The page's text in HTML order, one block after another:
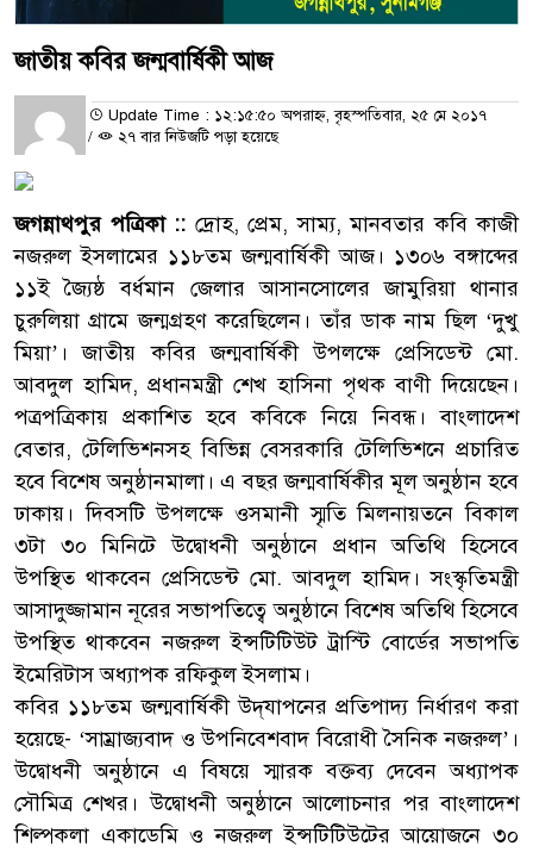
জাতীয় কবির জন্মবার্ষিকী আজ
Update Time : ১২:১৫:৫০ অপরাহ্ন, বৃহস্পতিবার, ২৫ মে ২০১৭
/
২৭ বার নিউজটি পড়া হয়েছে
জগন্নাথপুর পত্রিকা :: দ্রোহ, প্রেম, সাম্য, মানবতার কবি কাজী
নজরুল ইসলামের ১১৮তম জন্মবার্ষিকী আজ। ১৩০৬ বঙ্গাব্দের
১১ই জ্যৈষ্ঠ বর্ধমান জেলার আসানসোলের জামুরিয়া থানার
চুরুলিয়া গ্রামে জন্মগ্রহণ করেছিলেন। তাঁর ডাক নাম ছিল ‘দুখু
মিয়া’। জাতীয় কবির জন্মবার্ষিকী উপলক্ষে প্রেসিডেন্ট মো.
আবদুল হামিদ, প্রধানমন্ত্রী শেখ হাসিনা পৃথক বাণী দিয়েছেন।
পত্রপত্রিকায় প্রকাশিত হবে কবিকে নিয়ে নিবন্ধ। বাংলাদেশ
বেতার, টেলিভিশনসহ বিভিন্ন বেসরকারি টেলিভিশনে প্রচারিত
হবে বিশেষ অনুষ্ঠানমালা। এ বছর জন্মবার্ষিকীর মূল অনুষ্ঠান হবে
ঢাকায়। দিবসটি উপলক্ষে ওসমানী স্মৃতি মিলনায়তনে বিকাল
৩টা ৩০ মিনিটে উদ্বোধনী অনুষ্ঠানে প্রধান অতিথি হিসেবে
উপস্থিত থাকবেন প্রেসিডেন্ট মো. আবদুল হামিদ। সংস্কৃতিমন্ত্রী
আসাদুজ্জামান নূরের সভাপতিত্বে অনুষ্ঠানে বিশেষ অতিথি হিসেবে
উপস্থিত থাকবেন নজরুল ইন্সটিটিউট ট্রাস্টি বোর্ডের সভাপতি
ইমেরিটাস অধ্যাপক রফিকুল ইসলাম।
কবির ১১৮তম জন্মবার্ষিকী উদ্‌যাপনের প্রতিপাদ্য নির্ধারণ করা
হয়েছে- ‘সাম্রাজ্যবাদ ও উপনিবেশবাদ বিরোধী সৈনিক নজরুল’।
উদ্বোধনী অনুষ্ঠানে এ বিষয়ে স্মারক বক্তব্য দেবেন অধ্যাপক
সৌমিত্র শেখর। উদ্বোধনী অনুষ্ঠানে আলোচনার পর বাংলাদেশ
শিল্পকলা একাডেমি ও নজরুল ইন্সটিটিউটের আয়োজনে ৩০